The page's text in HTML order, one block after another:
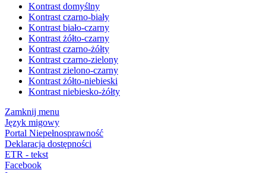
Kontrast domyślny
Kontrast czarno-biały
Kontrast biało-czarny
Kontrast żółto-czarny
Kontrast czarno-żółty
Kontrast czarno-zielony
Kontrast zielono-czarny
Kontrast żółto-niebieski
Kontrast niebiesko-żółty
Zamknij menu
Język migowy
Portal Niepełnosprawność
Deklaracja dostępności
ETR - tekst
Facebook